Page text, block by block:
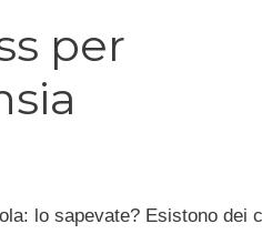
per
lo sapevate? Esistono dei